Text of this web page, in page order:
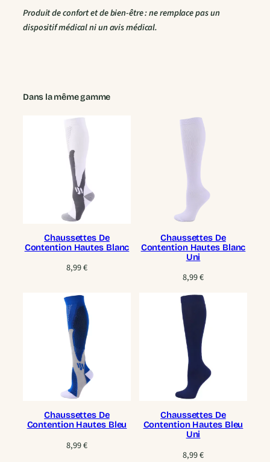
Produit de confort et de bien-être : ne remplace pas un
dispositif médical ni un avis médical.
Dans la même gamme
Chaussettes De
Contention Hautes Blanc
8,99€
Chaussettes De
Contention Hautes Blanc
Uni
8,99€
Chaussettes De
Contention Hautes Bleu
8,99€
Chaussettes De
Contention Hautes Bleu
Uni
8,99€